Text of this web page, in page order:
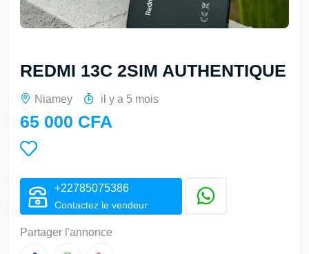
REDMI 13C 2SIM AUTHENTIQUE
Niamey il y a 5 mois
65 000 CFA
+22785075386
Contactez le vendeur
Partager l'annonce